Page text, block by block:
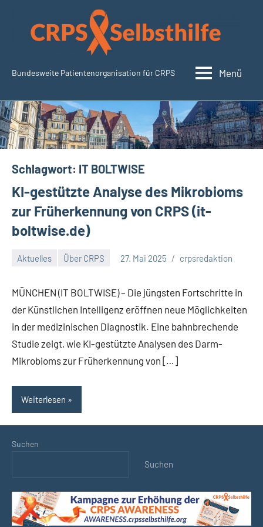
springen
SudeckSelbsthilfe.org
Bundesweite Patientenorganisation für CRPS Menü
Schlagwort: IT BOLTWISE
KI-gestützte Analyse des Mikrobioms
zur Früherkennung von CRPS (it-
boltwise.de)
Aktuelles Über CRPS 27. Mai 2025 crpsredaktion
MÜNCHEN (IT BOLTWISE) – Die jüngsten Fortschritte in
der Künstlichen Intelligenz eröffnen neue Möglichkeiten
in der medizinischen Diagnostik. Eine bahnbrechende
Studie zeigt, wie KI-gestützte Analysen des Darm-
Mikrobioms zur Früherkennung von […]
Weiterlesen
Suchen
Suchen